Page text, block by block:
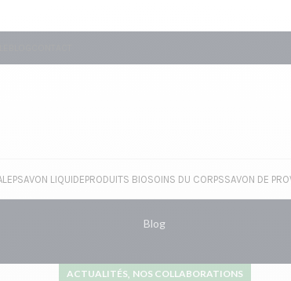
SAVON LIQUIDEPRODUITS BIOSOINS DU CORPSSAVON DE
Blog
ACTUALITÉS, NOS COLLABORATIONS